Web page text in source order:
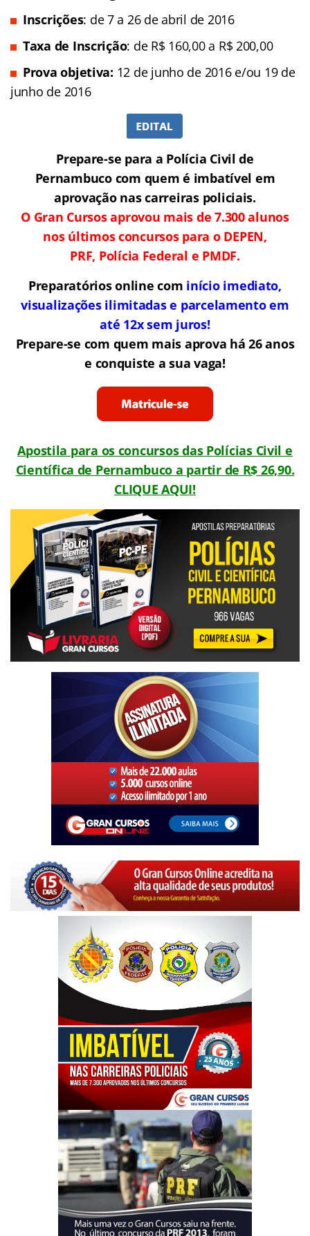
Inscrições: de 7 a 26 de abril de 2016
Taxa de Inscrição: de R$ 160,00 a R$ 200,00
Prova objetiva: 12 de junho de 2016 e/ou 19 de
junho de 2016
Prepare-se para a Polícia Civil de
Pernambuco com quem é imbatível em
aprovação nas carreiras policiais.
O Gran Cursos aprovou mais de 7.300 alunos
nos últimos concursos para o DEPEN,
PRF, Polícia Federal e PMDF.
Preparatórios online com início imediato,
visualizações ilimitadas e parcelamento em
até 12x sem juros!
Prepare-se com quem mais aprova há 26 anos
e conquiste a sua vaga!
Apostila para os concursos das Polícias Civil e
Científica de Pernambuco a partir de R$ 26,90.
CLIQUE AQUI!